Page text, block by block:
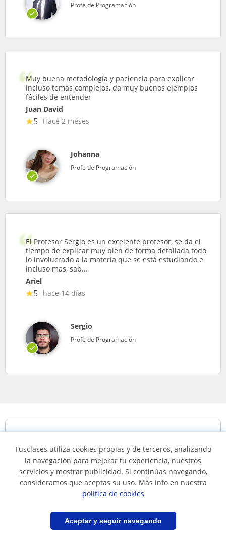
Guardar búsqueda
Profe de Programación
Muy buena metodología y paciencia para explicar
incluso temas complejos, da muy buenos ejemplos
fáciles de entender
Juan David
5 Hace 2 meses
Johanna
Profe de Programación
El Profesor Sergio es un excelente profesor, se da el
tiempo de explicar muy bien de forma detallada todo
lo involucrado a la materia que se está estudiando e
incluso mas, sab...
Ariel
5 hace 14 días
Sergio
Profe de Programación
Clases de javascript en...
Clases de javascript en
Bogotá
Clases de javascript en
Medellín
Lenguajes de programación
Tusclases utiliza cookies propias y de terceros, analizando
la navegación para mejorar tu experiencia, nuestros
servicios y mostrar publicidad. Si continúas navegando,
consideramos que aceptas su uso. Más info en nuestra
política de cookies
Aceptar y seguir navegando